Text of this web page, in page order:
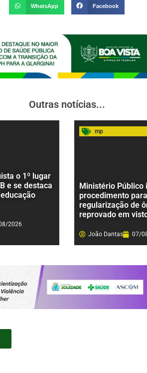
WhatsApp Facebook
Outras notícias...
o 1º lugar
e se destaca
2026
mp
Ministério Público
procedimento
regularização de
reprovado em
João Dantas 07/